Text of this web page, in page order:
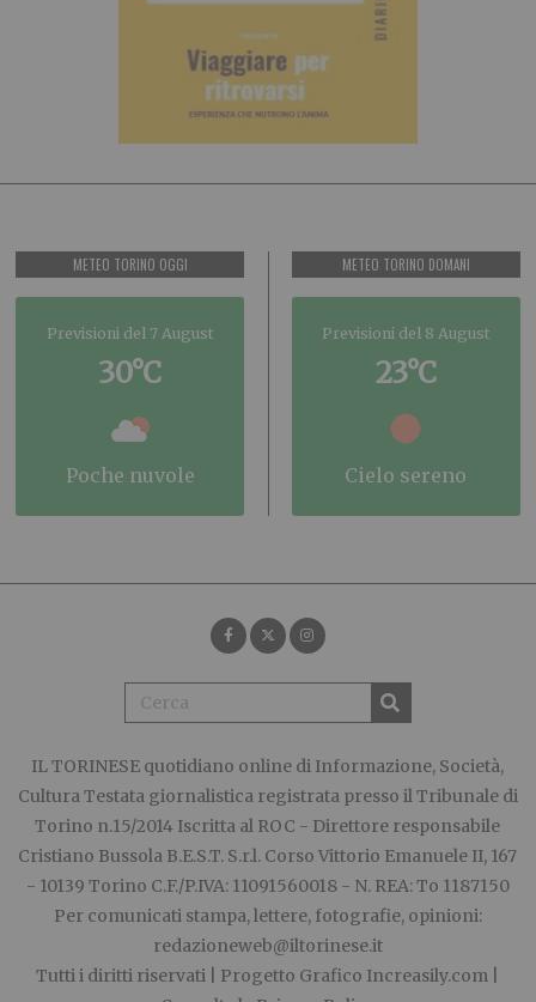
METEO TORINO OGGI
Previsioni del 7 August
30°C
poche nuvole
METEO TORINO DOMANI
Previsioni del 8 August
23°C
cielo sereno
IL TORINESE quotidiano online di Informazione, Società,
Cultura Testata giornalistica registrata presso il Tribunale di
Torino n.15/2014 Iscritta al ROC - Direttore responsabile
Cristiano Bussola B.E.S.T. S.r.l. Corso Vittorio Emanuele II, 167
- 10139 Torino C.F./P.IVA: 11091560018 - N. REA: To 1187150
Per comunicati stampa, lettere, fotografie, opinioni:
redazioneweb@iltorinese.it
Tutti i diritti riservati | Progetto Grafico Increasily.com